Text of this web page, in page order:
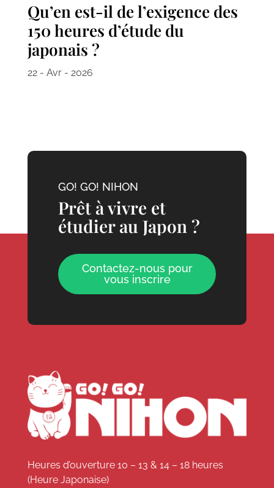
Qu’en est-il de l’exigence des
150 heures d’étude du
japonais ?
22 - Avr - 2026
GO! GO! NIHON
Prêt à vivre et
étudier au Japon ?
Contactez-nous pour
vous inscrire
Heures d’ouverture 10 – 13 & 14 – 18 heures
(Heure Japonaise)